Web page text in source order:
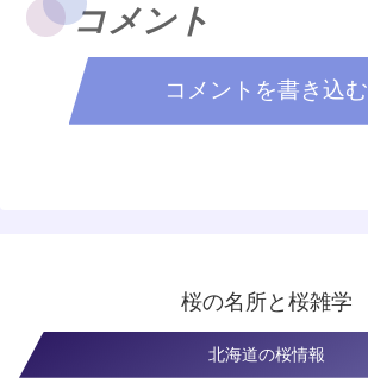
コメント
コメントを書き込む
桜の名所と桜雑学
北海道の桜情報